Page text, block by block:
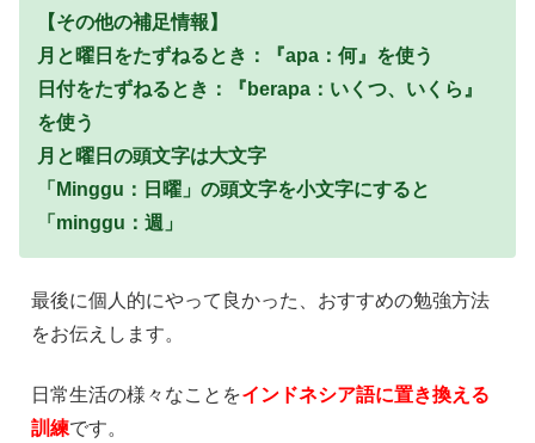
【その他の補足情報】
月と曜日をたずねるとき：『apa：何』を使う
日付をたずねるとき：『berapa：いくつ、いくら』
を使う
月と曜日の頭文字は大文字
「Minggu：日曜」の頭文字を小文字にすると
「minggu：週」
最後に個人的にやって良かった、おすすめの勉強方法
をお伝えします。
日常生活の様々なことをインドネシア語に置き換える
訓練です。